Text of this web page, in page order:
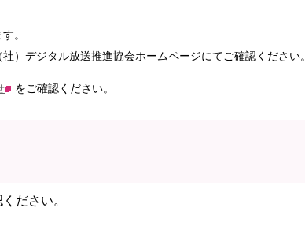
。
）デジタル放送推進協会ホームページにてご確認ください。
をご確認ください。
ださい。